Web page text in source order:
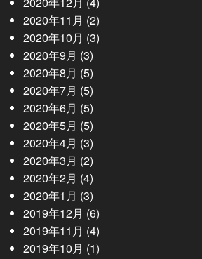
2020年11月 (2)
2020年10月 (3)
2020年9月 (3)
2020年8月 (5)
2020年7月 (5)
2020年6月 (5)
2020年5月 (5)
2020年4月 (3)
2020年3月 (2)
2020年2月 (4)
2020年1月 (3)
2019年12月 (6)
2019年11月 (4)
2019年10月 (1)